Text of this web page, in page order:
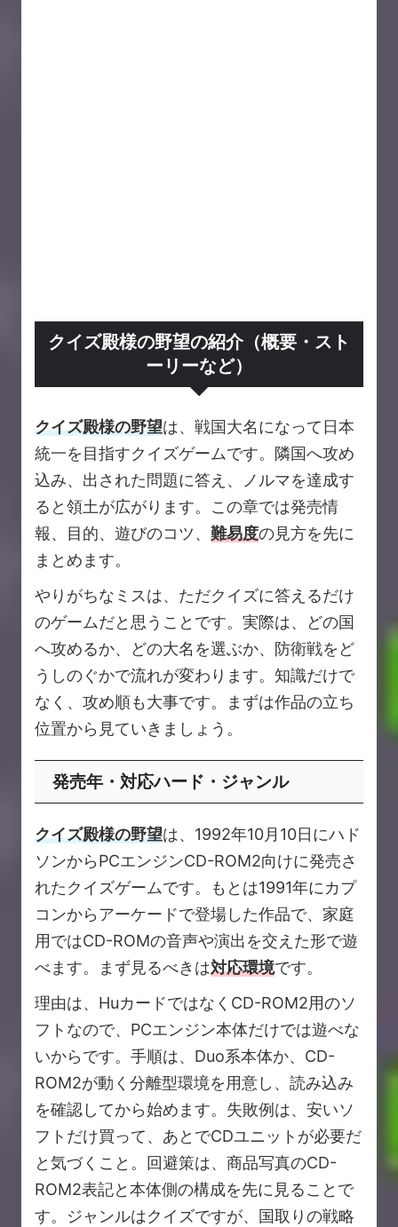
クイズ殿様の野望の紹介（概要・スト
ーリーなど）
クイズ殿様の野望は、戦国大名になって日本
統一を目指すクイズゲームです。隣国へ攻め
込み、出された問題に答え、ノルマを達成す
ると領土が広がります。この章では発売情
報、目的、遊びのコツ、 難易度の見方を先に
まとめます。
やりがちなミスは、ただクイズに答えるだけ
のゲームだと思うことです。実際は、どの国
へ攻めるか、どの大名を選ぶか、防衛戦をど
うしのぐかで流れが変わります。知識だけで
なく、攻め順も大事です。まずは作品の立ち
位置から見ていきましょう。
発売年・対応ハード・ジャンル
クイズ殿様の野望は、1992年10月10日にハド
ソンからPCエンジンCD-ROM2向けに発売さ
れたクイズゲームです。もとは1991年にカプ
コンからアーケードで登場した作品で、家庭
用ではCD-ROMの音声や演出を交えた形で遊
べます。まず見るべきは対応環境です。
理由は、HuカードではなくCD-ROM2用のソ
フトなので、PCエンジン本体だけでは遊べな
いからです。手順は、Duo系本体か、CD-
ROM2が動く分離型環境を用意し、読み込み
を確認してから始めます。失敗例は、安いソ
フトだけ買って、あとでCDユニットが必要だ
と気づくこと。回避策は、商品写真のCD-
ROM2表記と本体側の構成を先に見ることで
す。ジャンルはクイズですが、国取りの戦略